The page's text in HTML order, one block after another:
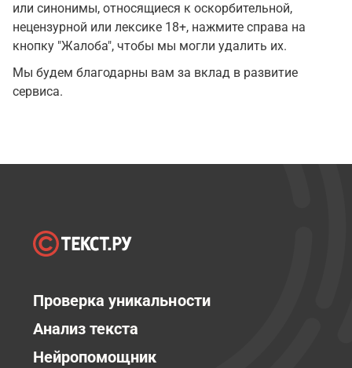
или синонимы, относящиеся к оскорбительной,
нецензурной или лексике 18+, нажмите справа на
кнопку "Жалоба", чтобы мы могли удалить их.
Мы будем благодарны вам за вклад в развитие
сервиса.
Проверка уникальности
Анализ текста
Нейропомощник